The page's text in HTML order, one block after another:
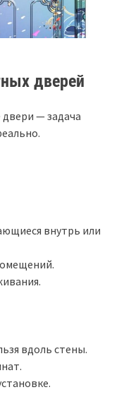
дверей
— задача
внутрь или
вдоль стены.